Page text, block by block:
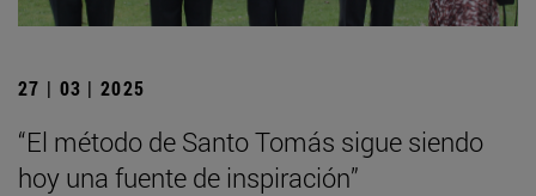
27 | 03 | 2025
“El método de Santo Tomás sigue siendo
hoy una fuente de inspiración”